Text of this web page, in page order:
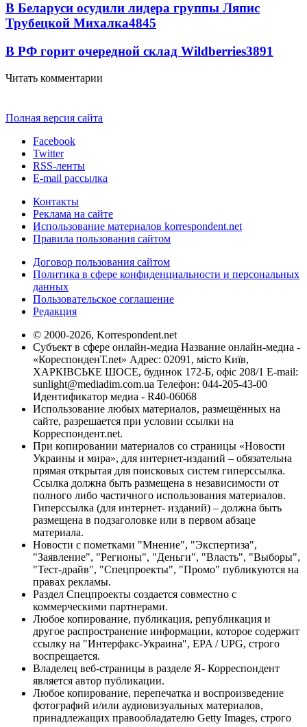
В Беларуси осудили лидера группы Ляпис
Трубецкой Михалка4845
В РФ горит очередной склад Wildberries3891
Читать комментарии
Полная версия сайта
Facebook
Twitter
RSS-ленты
E-mail рассылка
Контакты
Реклама на сайте
Использование материалов korrespondent.net
Правила пользования сайтом
Договор пользования сайтом
Политика в сфере конфиденциальности и персональных
данных
Пользовательское соглашение
Редакция
© 2000-2026, Korrespondent.net
Субъект в сфере онлайн-медиа Название онлайн-медиа -
«КореспонденТ.net» Адрес: 02091, місто Київ,
ХАРКІВСЬКЕ ШОСЕ, будинок 172-Б, офіс 208/1 E-mail:
sunlight@mediadim.com.ua Телефон: 044-205-43-00
Идентификатор медиа - R40-06068
Использование любых материалов, размещённых на
сайте, разрешается при условии ссылки на
Корреспондент.net.
При копировании материалов со страницы «Новости
Украины и мира», для интернет-изданий – обязательна
прямая открытая для поисковых систем гиперссылка.
Ссылка должна быть размещена в независимости от
полного либо частичного использования материалов.
Гиперссылка (для интернет- изданий) – должна быть
размещена в подзаголовке или в первом абзаце
материала.
Новости с пометками "Мнение", "Экспертиза",
"Заявление", "Регионы", "Деньги", "Власть", "Выборы",
"Тест-драйв", "Спецпроекты", "Промо" публикуются на
правах рекламы.
Раздел Спецпроекты создается совместно с
коммерческими партнерами.
Любое копирование, публикация, републикация и
другое распространение информации, которое содержит
ссылку на "Интерфакс-Украина", EPA / UPG, строго
воспрещается.
Владелец веб-страницы в разделе Я- Корреспондент
является автор публикации.
Любое копирование, перепечатка и воспроизведение
фотографий и/или аудиовизуальных материалов,
принадлежащих правообладателю Getty Images, строго